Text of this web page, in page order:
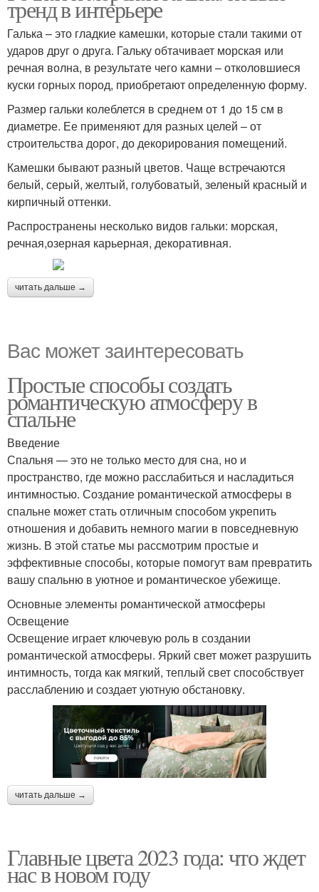
тренд в интерьере
Галька – это гладкие камешки, которые стали такими от
ударов друг о друга. Гальку обтачивает морская или
речная волна, в результате чего камни – отколовшиеся
куски горных пород, приобретают определенную форму.
Размер гальки колеблется в среднем от 1 до 15 см в
диаметре. Ее применяют для разных целей – от
строительства дорог, до декорирования помещений.
Камешки бывают разный цветов. Чаще встречаются
белый, серый, желтый, голубоватый, зеленый красный и
кирпичный оттенки.
Распространены несколько видов гальки: морская,
речная,озерная карьерная, декоративная.
читать дальше →
Вас может заинтересовать
Простые способы создать
романтическую атмосферу в
спальне
Введение
Спальня — это не только место для сна, но и
пространство, где можно расслабиться и насладиться
интимностью. Создание романтической атмосферы в
спальне может стать отличным способом укрепить
отношения и добавить немного магии в повседневную
жизнь. В этой статье мы рассмотрим простые и
эффективные способы, которые помогут вам превратить
вашу спальню в уютное и романтическое убежище.
Основные элементы романтической атмосферы
Освещение
Освещение играет ключевую роль в создании
романтической атмосферы. Яркий свет может разрушить
интимность, тогда как мягкий, теплый свет способствует
расслаблению и создает уютную обстановку.
читать дальше →
Главные цвета 2023 года: что ждет
нас в новом году